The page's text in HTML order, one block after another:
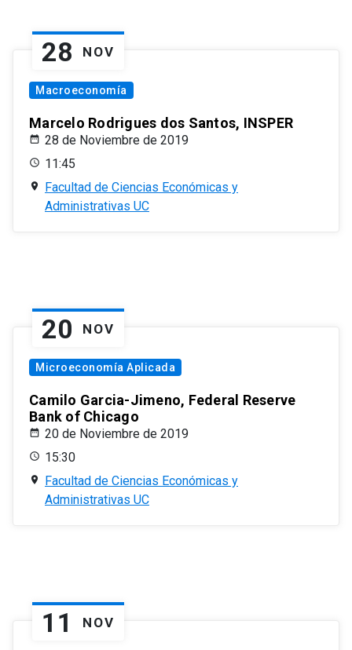
28 NOV
Macroeconomía
Marcelo Rodrigues dos Santos, INSPER
28 de Noviembre de 2019
11:45
Facultad de Ciencias Económicas y
Administrativas UC
20 NOV
Microeconomía Aplicada
Camilo Garcia-Jimeno, Federal Reserve
Bank of Chicago
20 de Noviembre de 2019
15:30
Facultad de Ciencias Económicas y
Administrativas UC
11 NOV